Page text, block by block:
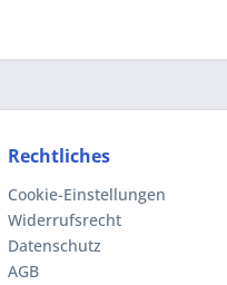
Rechtliches
Cookie-Einstellungen
Widerrufsrecht
Datenschutz
AGB